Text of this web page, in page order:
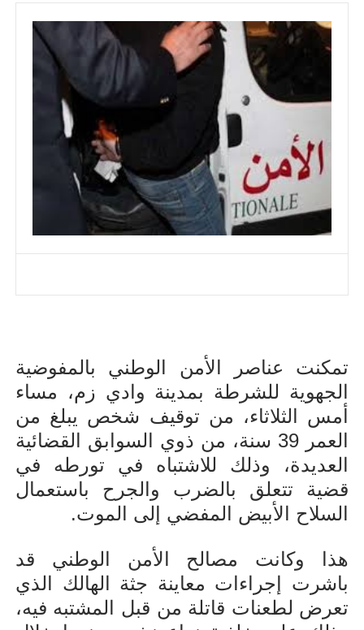
تمكنت عناصر الأمن الوطني بالمفوضية
الجهوية للشرطة بمدينة وادي زم، مساء
أمس الثلاثاء، من توقيف شخص يبلغ من
العمر 39 سنة، من ذوي السوابق القضائية
العديدة، وذلك للاشتباه في تورطه في
قضية تتعلق بالضرب والجرح باستعمال
السلاح الأبيض المفضي إلى الموت.
هذا وكانت مصالح الأمن الوطني قد
باشرت إجراءات معاينة جثة الهالك الذي
تعرض لطعنات قاتلة من قبل المشتبه فيه،